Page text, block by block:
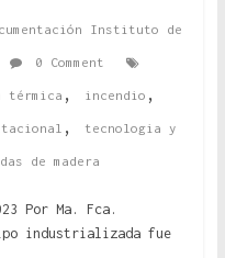
Instituto de
0 Comment
térmica , incendio ,
, tecnologia y
de madera
Por Ma. Fca.
industrializada fue